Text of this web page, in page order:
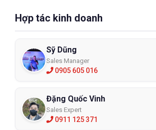
Hợp tác kinh doanh
Sỹ Dũng
Sales Manager
0905 605 016
Đặng Quốc Vinh
Sales Expert
0911 125 371